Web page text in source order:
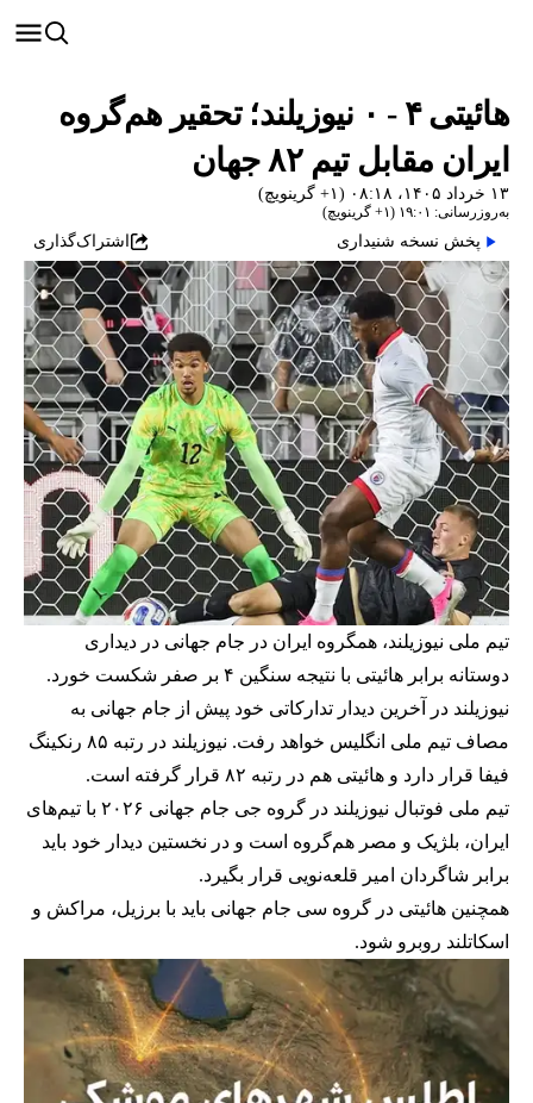
هائیتی ۴ - ۰ نیوزیلند؛ تحقیر هم‌گروه
ایران مقابل تیم ۸۲ جهان
۱۳ خرداد ۱۴۰۵، ۰۸:۱۸ (‎+۱ گرینویچ)
به‌روزرسانی: ۱۹:۰۱ (‎+۱ گرینویچ)
پخش نسخه شنیداری اشتراک‌گذاری
تیم ملی نیوزیلند، همگروه ایران در جام جهانی در دیداری
دوستانه برابر هائیتی با نتیجه سنگین ۴ بر صفر شکست خورد.
نیوزیلند در آخرین دیدار تدارکاتی خود پیش از جام جهانی به
مصاف تیم ملی انگلیس خواهد رفت. نیوزیلند در رتبه ۸۵ رنکینگ
فیفا قرار دارد و هائیتی هم در رتبه ۸۲ قرار گرفته است.
تیم ملی فوتبال نیوزیلند در گروه جی جام جهانی ۲۰۲۶ با تیم‌های
ایران، بلژیک و مصر هم‌گروه است و در نخستین دیدار خود باید
برابر شاگردان امیر قلعه‌نویی قرار بگیرد.
همچنین هائیتی در گروه سی جام جهانی باید با برزیل، مراکش و
اسکاتلند روبرو شود.